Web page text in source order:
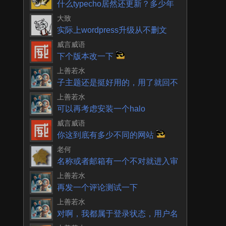
什么typecho居然还更新？多少年
了一直以为就
大致
实际上wordpress升级从不删文
件。不再使用
威言威语
下个版本改一下
上善若水
子主题还是挺好用的，用了就回不
去了
上善若水
可以再考虑安装一个halo
威言威语
你这到底有多少不同的网站
老何
名称或者邮箱有一个不对就进入审
核呀
上善若水
再发一个评论测试一下
上善若水
对啊，我都属于登录状态，用户名